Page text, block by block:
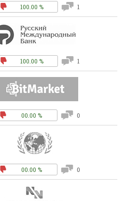
100.00 % 1
100.00 % 1
00.00 % 0
00.00 % 0